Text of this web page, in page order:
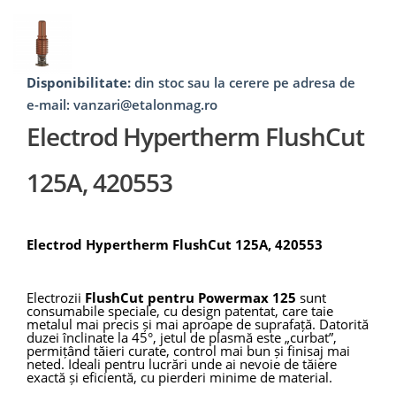
Disponibilitate: din stoc sau la cerere pe adresa de
e-mail: vanzari@etalonmag.ro
Electrod Hypertherm FlushCut
125A, 420553
Electrod Hypertherm FlushCut 125A, 420553
Electrozii FlushCut pentru Powermax 125 sunt
consumabile speciale, cu design patentat, care taie
metalul mai precis și mai aproape de suprafață. Datorită
duzei înclinate la 45°, jetul de plasmă este „curbat”,
permițând tăieri curate, control mai bun și finisaj mai
neted. Ideali pentru lucrări unde ai nevoie de tăiere
exactă și eficientă, cu pierderi minime de material.